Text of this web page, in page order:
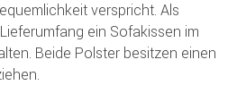
verspricht. Als
ein Sofakissen im
Beide Polster besitzen einen